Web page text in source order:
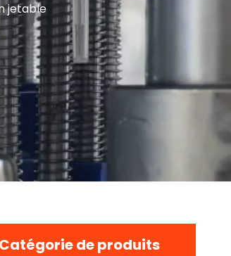
jetable
Catégorie de produits